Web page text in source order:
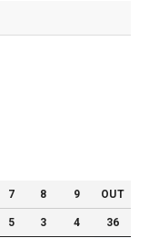
7 8 9 OUT
5 3 4 36